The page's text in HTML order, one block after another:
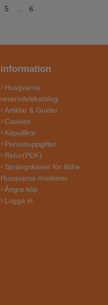
5 .. 6
Information
Husqvarna
reservdelskatalog
Artiklar & Guider
Cookies
Köpvillkor
Personuppgifter
Retur(PDF)
Sprängskisser för äldre
Husqvarna maskiner
Ångra köp
Logga in